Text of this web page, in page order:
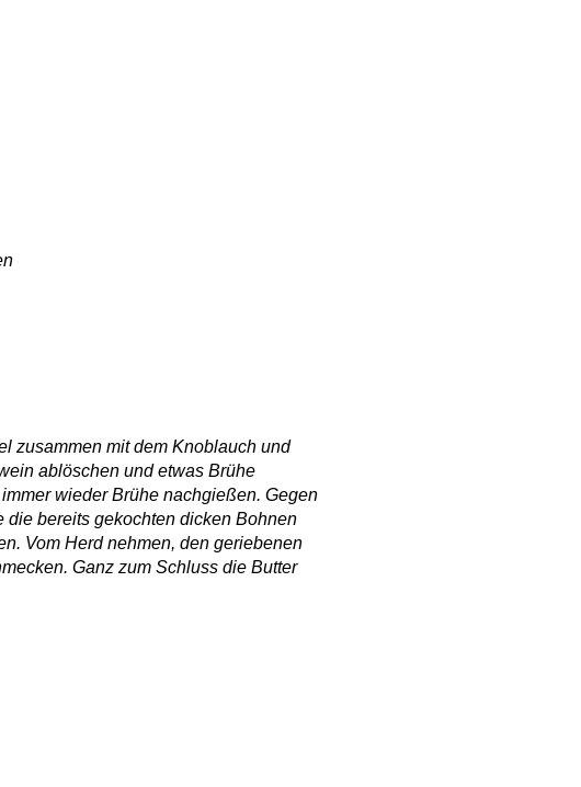
zusammen mit dem Knoblauch und
ablöschen und etwas Brühe
wieder Brühe nachgießen. Gegen
bereits gekochten dicken Bohnen
Vom Herd nehmen, den geriebenen
Ganz zum Schluss die Butter